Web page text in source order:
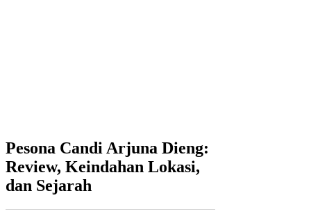
Pesona Candi Arjuna Dieng:
Review, Keindahan Lokasi,
dan Sejarah